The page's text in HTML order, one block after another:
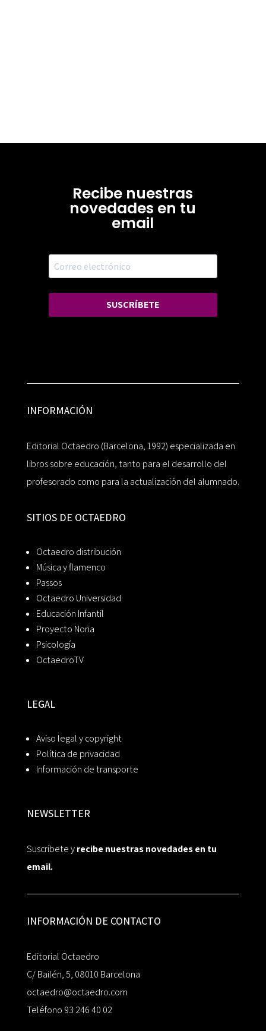
Recibe nuestras
novedades en tu
email
SUSCRÍBETE
INFORMACIÓN
Editorial Octaedro (Barcelona, 1992) especializada en
libros sobre educación, tanto para el desarrollo del
profesorado como para la actualización del alumnado.
SITIOS DE OCTAEDRO
Octaedro distribución
Música y flamenco
Passos
Octaedro Universidad
Educación Infantil
Proyecto Noria
Psicología
OctaedroTV
LEGAL
Aviso legal y copyright
Política de privacidad
Información de transporte
NEWSLETTER
Suscríbete yrecibe nuestras novedades en tu
email.
INFORMACIÓN DE CONTACTO
Editorial Octaedro
C/ Bailén, 5, 08010 Barcelona
octaedro@octaedro.com
Teléfono 93 246 40 02